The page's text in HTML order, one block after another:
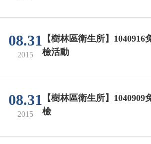
08.31
2015
【樹林區衛生所】
檢活動
08.31
2015
【樹林區衛生所】
檢